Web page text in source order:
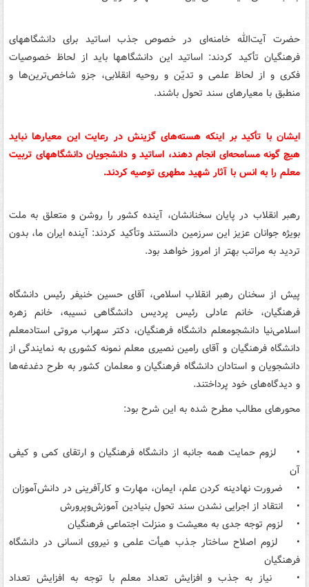
حضرت آیت‌الله خامنه‌ای در خصوص جذب اساتید برای دانشگاههای
فرهنگیان تأکید کردند: اساتید این دانشگاهها باید از لحاظ خصوصیات
فکری و از لحاظ علمی و تدیّن و روحیه انقلابی، جزو شاخص‌ترین‌ها و
منطبق با معیارهای سند تحول باشند.
ایشان با تأکید بر اینکه هسته‌های گزینش در رعایت این معیارها نباید
هیچ گونه مسامحه‌ای انجام دهند، اساتید و دانشجویان دانشگاههای تربیت
معلم را به انس با آثار شهید مطهری توصیه کردند.
رهبر انقلاب در پایان سخنانشان، آینده کشور را روشن و متعلق به ملت
بویژه جوانان عزیز این سرزمین دانستند وتأکید کردند: آینده ایران ما، بدون
تردید به مراتب بهتر از امروز خواهد بود.
پیش از سخنان رهبر انقلاب اسلامی، آقای حسین خنیفر رئیس دانشگاه
فرهنگیان، خانم عادلی رئیس پردیس دانشگاهی نسیبه، خانم زهره
اسلامی‌نیا دانشجومعلم دانشگاه فرهنگیان، دکتر سهراب مروتی استادمعلم
دانشگاه فرهنگیان و آقای رامین نصیری معلم نمونه کشوری به نمایندگی از
دانشجویان و استادان دانشگاه فرهنگیان و معلمان کشور به طرح دغدغه‌ها
و دیدگاه‌های خود پرداختند.
محورهای مطالب مطرح شده به این شرح بود:
• لزوم حمایت همه جانبه از دانشگاه فرهنگیان و ارتقای کمی و کیفی
آن
• ضرورت نهادینه کردن علم، ایمان، مهارت و کارآفرینی در دانش‌آموزان
• انتقاد از اجرایی نشدن سند تحول بنیادین آموزش‌وپرورش
• لزوم توجه جدی به معیشت و منزلت اجتماعی فرهنگیان
• لزوم اصلاح ساختار جذب هیأت علمی و نیروی انسانی در دانشگاه
فرهنگیان
• نیاز به جذب و افزایش تعداد معلم با توجه به افزایش تعداد